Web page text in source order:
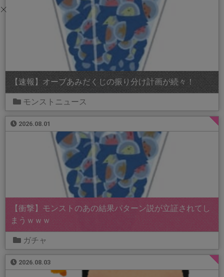
【速報】オーブあみだくじの振り分け計画が続々！
モンストニュース
2026.08.01
【衝撃】モンストのあの結果パターン説が立証されてし
まうｗｗｗ
ガチャ
2026.08.03